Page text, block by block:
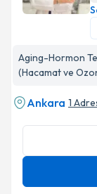
Dr. Şevki
Aging-Hormon
(Hacamat ve
Ankara 1